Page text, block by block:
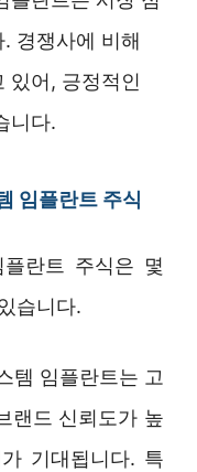
경쟁사에 비해
있어, 긍정적인
니다.
임플란트 주식
란트 주식은 몇
습니다.
템 임플란트는 고
랜드 신뢰도가 높
기대됩니다. 특